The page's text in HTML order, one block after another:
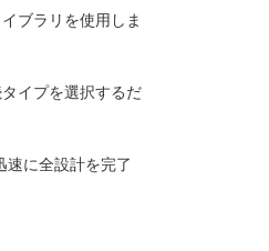
ブラリを使用しま
イプを選択するだ
に全設計を完了